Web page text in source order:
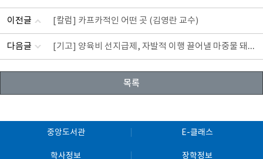
이전글 [칼럼] 카프카적인 어떤 곳 (김영란 교수)
다음글 [기고] 양육비 선지급제, 자발적 이행 끌어낼 마중물 돼야 (전경근 교수)
목록
중앙도서관 E-클래스
학사정보 장학정보